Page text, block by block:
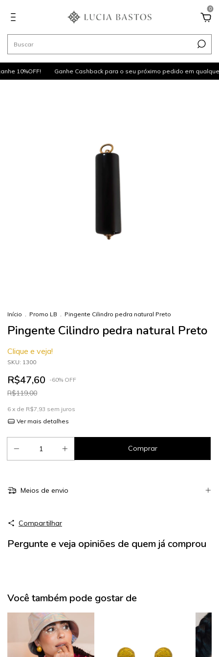
0
10%OFF! Ganhe Cashback para o seu próximo pedido em
Início . Promo LB . Pingente Cilindro pedra natural Preto
Pingente Cilindro pedra natural Preto
Clique e veja!
SKU: 1300
R$47,60 -60% OFF
R$119,00
6 x de R$7,93 sem juros
Ver mais detalhes
Meios de envio
Compartilhar
Pergunte e veja opiniões de quem já comprou
Você também pode gostar de